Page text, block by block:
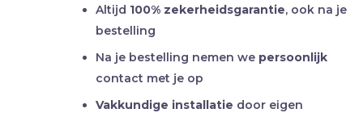
Altijd 100% zekerheidsgarantie, ook na je
bestelling
Na je bestelling nemen we persoonlijk
contact met je op
Vakkundige installatie door eigen